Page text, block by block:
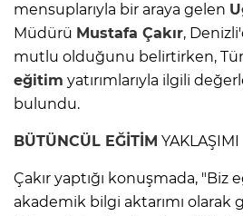
mensuplarıyla bir araya gelen
Müdürü Mustafa Çakır,
mutlu olduğunu belirtirken,
eğitim yatırımlarıyla ilgili
bulundu.
BÜTÜNCÜL EĞİTİM YAKLAŞIMI
Çakır yaptığı konuşmada, "Biz
akademik bilgi aktarımı olarak